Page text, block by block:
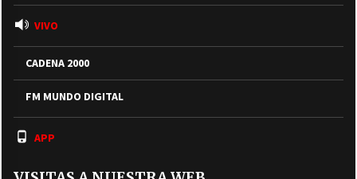
VIVO
CADENA 2000
FM MUNDO DIGITAL
APP